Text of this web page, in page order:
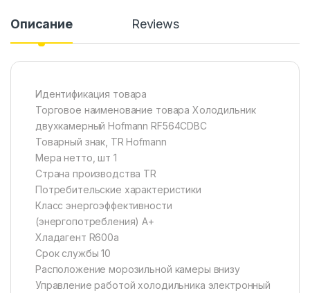
Описание Reviews
Идентификация товара
Торговое наименование товара Холодильник
двухкамерный Hofmann RF564CDBC
Товарный знак, TR Hofmann
Мера нетто, шт 1
Страна производства TR
Потребительские характеристики
Класс энергоэффективности
(энергопотребления) А+
Хладагент R600a
Срок службы 10
Расположение морозильной камеры внизу
Управление работой холодильника электронный